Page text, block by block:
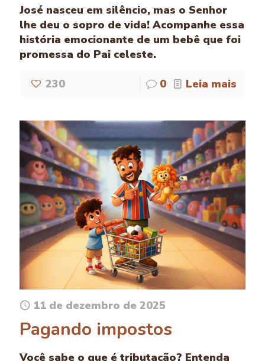
José nasceu em silêncio, mas o Senhor
lhe deu o sopro de vida! Acompanhe essa
história emocionante de um bebê que foi
promessa do Pai celeste.
230 0 Leia mais
11 de dezembro de 2025
Pagando impostos
Você sabe o que é tributação? Entenda